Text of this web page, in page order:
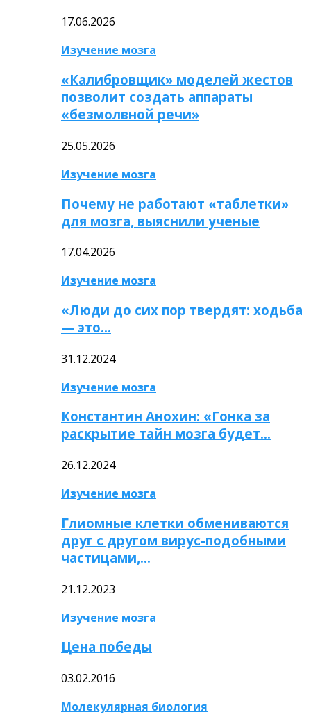
17.06.2026
Изучение мозга
«Калибровщик» моделей жестов
позволит создать аппараты
«безмолвной речи»
25.05.2026
Изучение мозга
Почему не работают «таблетки»
для мозга, выяснили ученые
17.04.2026
Изучение мозга
«Люди до сих пор твердят: ходьба
— это…
31.12.2024
Изучение мозга
Константин Анохин: «Гонка за
раскрытие тайн мозга будет…
26.12.2024
Изучение мозга
Глиомные клетки обмениваются
друг с другом вирус-подобными
частицами,…
21.12.2023
Изучение мозга
Цена победы
03.02.2016
Молекулярная биология